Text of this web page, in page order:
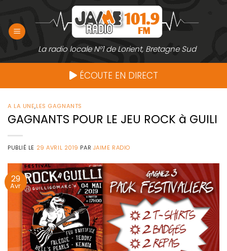
contenu
La radio locale N°1 de Lorient, Bretagne Sud
ÉCOUTE EN DIRECT
A LA UNE,LES GAGNANTS
GAGNANTS POUR LE JEU ROCK à GUILI
PUBLIÉ LE 29 AVRIL 2019 PAR JAIME RADIO
29
Avr